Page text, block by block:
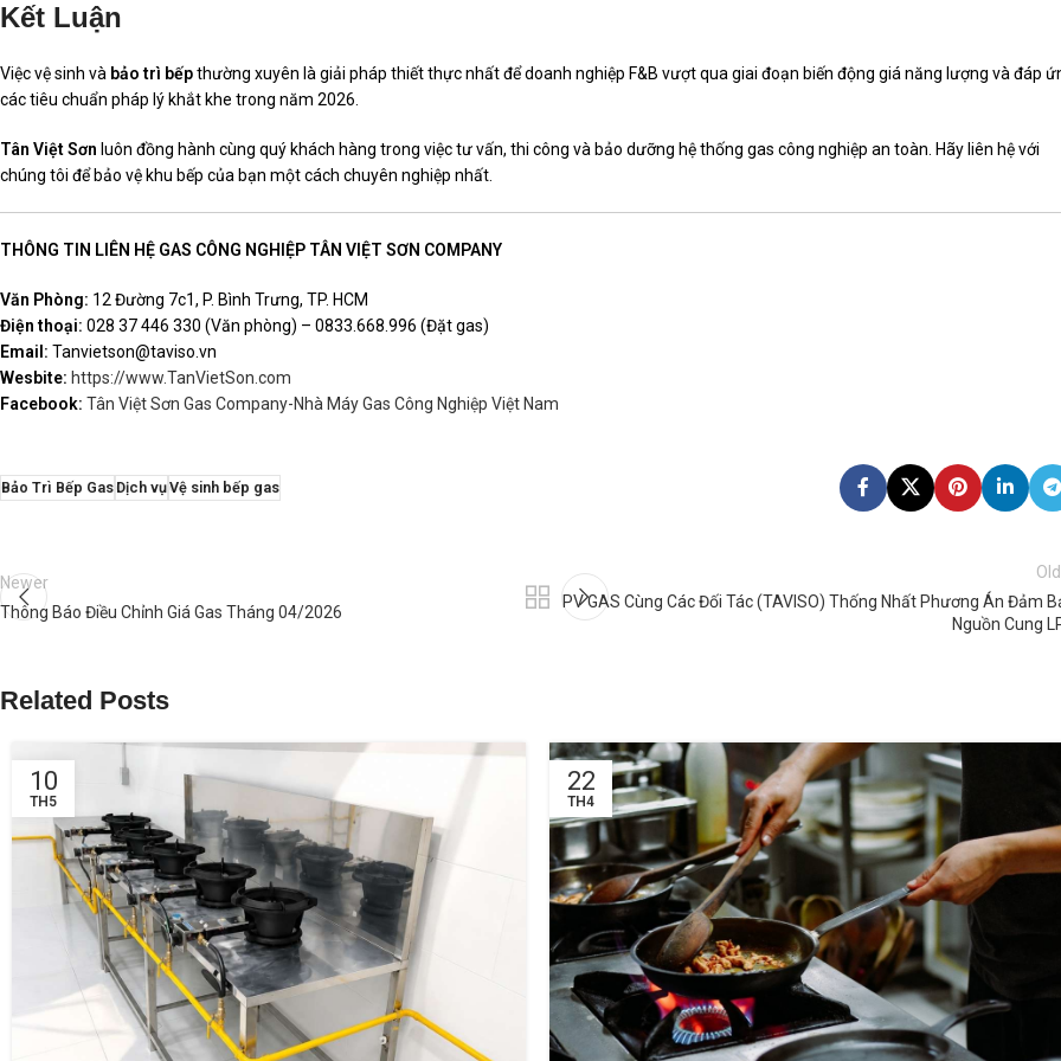
Kết Luận
Việc vệ sinh và bảo trì bếpthường xuyên là giải pháp thiết thực nhất để doanh nghiệp F&B vượt qua giai đoạn biến động giá năng lượng và đáp
các tiêu chuẩn pháp lý khắt khe trong năm 2026.
Tân Việt Sơn luôn đồng hành cùng quý khách hàng trong việc tư vấn, thi công và bảo dưỡng hệ thống gas công nghiệp an toàn. Hãy liên hệ với
chúng tôi để bảo vệ khu bếp của bạn một cách chuyên nghiệp nhất.
THÔNG TIN LIÊN HỆ GAS CÔNG NGHIỆP TÂN VIỆT SƠN COMPANY
Văn Phòng: 12 Đường 7c1, P. Bình Trưng, TP. HCM
Điện thoại: 028 37 446 330 (Văn phòng) – 0833.668.996 (Đặt gas)
Email: Tanvietson@taviso.vn
Wesbite: https://www.TanVietSon.com
Facebook: Tân Việt Sơn Gas Company-Nhà Máy Gas Công Nghiệp Việt Nam
Bảo Trì Bếp GasDịch vụVệ sinh bếp gas
Newer
Thông Báo Điều Chỉnh Giá Gas Tháng 04/2026
PV GAS Cùng Các Đối Tác (TAVISO) Thống Nhất Phương Án Đảm
Nguồn Cung
Related Posts
10
TH5
22
TH4